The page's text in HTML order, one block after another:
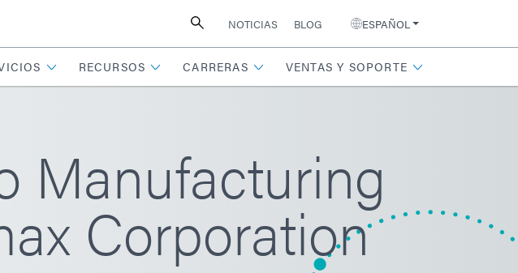
NOTICIAS BLOG ESPAÑOL
RECURSOS CARRERAS VENTAS Y SOPORTE
Manufacturing
Corporation